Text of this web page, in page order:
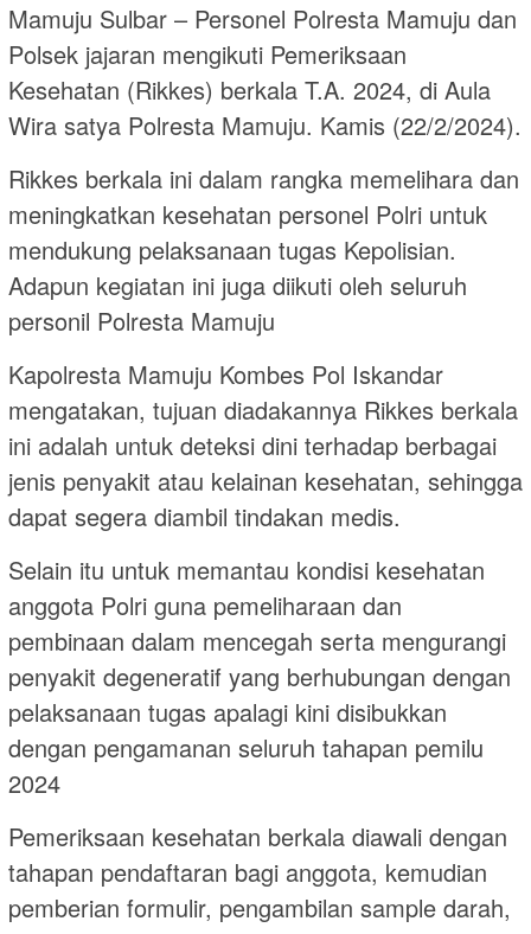
Mamuju Sulbar – Personel Polresta Mamuju dan
Polsek jajaran mengikuti Pemeriksaan
Kesehatan (Rikkes) berkala T.A. 2024, di Aula
Wira satya Polresta Mamuju. Kamis (22/2/2024).
Rikkes berkala ini dalam rangka memelihara dan
meningkatkan kesehatan personel Polri untuk
mendukung pelaksanaan tugas Kepolisian.
Adapun kegiatan ini juga diikuti oleh seluruh
personil Polresta Mamuju
Kapolresta Mamuju Kombes Pol Iskandar
mengatakan, tujuan diadakannya Rikkes berkala
ini adalah untuk deteksi dini terhadap berbagai
jenis penyakit atau kelainan kesehatan, sehingga
dapat segera diambil tindakan medis.
Selain itu untuk memantau kondisi kesehatan
anggota Polri guna pemeliharaan dan
pembinaan dalam mencegah serta mengurangi
penyakit degeneratif yang berhubungan dengan
pelaksanaan tugas apalagi kini disibukkan
dengan pengamanan seluruh tahapan pemilu
2024
Pemeriksaan kesehatan berkala diawali dengan
tahapan pendaftaran bagi anggota, kemudian
pemberian formulir, pengambilan sample darah,